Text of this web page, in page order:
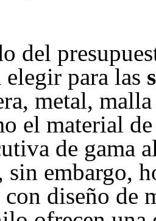
del
elegir para las
metal,
el material
de gama
embargo,
diseño de